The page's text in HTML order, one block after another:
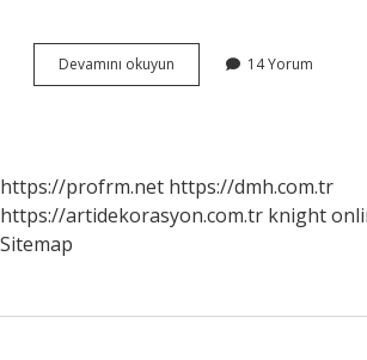
Devamını okuyun Domestic
Shorthair
14 Yorum
https://profrm.net https://dmh.com.tr
https://artidekorasyon.com.tr knight
Sitemap